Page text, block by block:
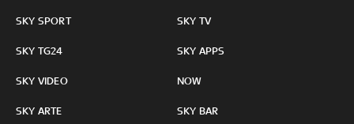
SKY SPORT
SKY TG24
SKY VIDEO
SKY ARTE
SKY TV
SKY APPS
NOW
SKY BAR